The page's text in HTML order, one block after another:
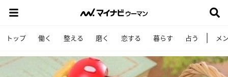
トップ 働く 整える 磨く 恋する 暮らす 占う メ